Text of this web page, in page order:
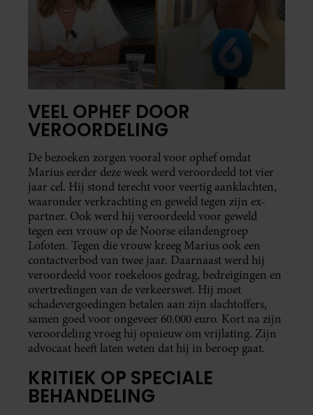
VEEL OPHEF DOOR
VEROORDELING
De bezoeken zorgen vooral voor ophef omdat
Marius eerder deze week werd veroordeeld tot vier
jaar cel. Hij stond terecht voor veertig aanklachten,
waaronder verkrachting en geweld tegen zijn ex-
partner. Ook werd hij veroordeeld voor geweld
tegen een vrouw op de Noorse eilandengroep
Lofoten. Tegen die vrouw kreeg Marius ook een
contactverbod van twee jaar. Daarnaast werd hij
veroordeeld voor roekeloos gedrag, bedreigingen en
overtredingen van de verkeerswet. Hij moet
schadevergoedingen betalen aan zijn slachtoffers,
samen goed voor ongeveer 60.000 euro. Kort na zijn
veroordeling vroeg hij opnieuw om vrijlating. Zijn
advocaat heeft laten weten dat hij in beroep gaat.
KRITIEK OP SPECIALE
BEHANDELING